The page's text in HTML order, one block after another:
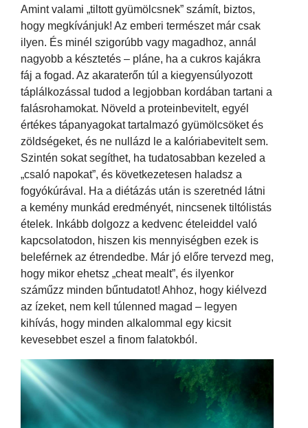
Amint valami „tiltott gyümölcsnek” számít, biztos,
hogy megkívánjuk! Az emberi természet már csak
ilyen. És minél szigorúbb vagy magadhoz, annál
nagyobb a késztetés – pláne, ha a cukros kajákra
fáj a fogad. Az akaraterőn túl a kiegyensúlyozott
táplálkozással tudod a legjobban kordában tartani a
falásrohamokat. Növeld a proteinbevitelt, egyél
értékes tápanyagokat tartalmazó gyümölcsöket és
zöldségeket, és ne nullázd le a kalóriabevitelt sem.
Szintén sokat segíthet, ha tudatosabban kezeled a
„csaló napokat”, és következetesen haladsz a
fogyókúrával. Ha a diétázás után is szeretnéd látni
a kemény munkád eredményét, nincsenek tiltólistás
ételek. Inkább dolgozz a kedvenc ételeiddel való
kapcsolatodon, hiszen kis mennyiségben ezek is
beleférnek az étrendedbe. Már jó előre tervezd meg,
hogy mikor ehetsz „cheat mealt”, és ilyenkor
száműzz minden bűntudatot! Ahhoz, hogy kiélvezd
az ízeket, nem kell túlenned magad – legyen
kihívás, hogy minden alkalommal egy kicsit
kevesebbet eszel a finom falatokból.